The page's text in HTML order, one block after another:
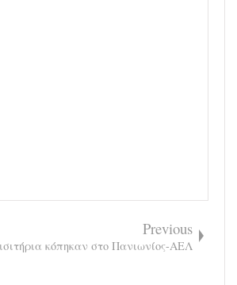
Previous
κόπηκαν στο Πανιωνίος-ΑΕΛ